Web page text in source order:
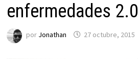
enfermedades 2.0
por Jonathan 27 octubre, 2015